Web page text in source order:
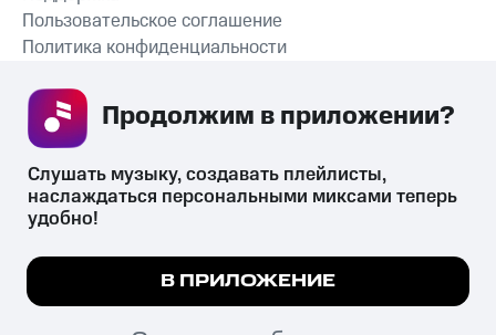
СКАЧАТЬ ПРИЛОЖЕНИЕ
Пользовательское соглашение
Политика конфиденциальности
психотропных веществ, их аналогов причиняет вред здоровью,
их незаконный оборот запрещён и влечёт установленную
законодательством ответственность.
© 2026 ООО «КИОН».
Мы используем куки, чтобы на сайте все
Подробнее
Слушать музыку, создавать плейлисты,
наслаждаться персональными миксами теперь
удобно!
В ПРИЛОЖЕНИЕ